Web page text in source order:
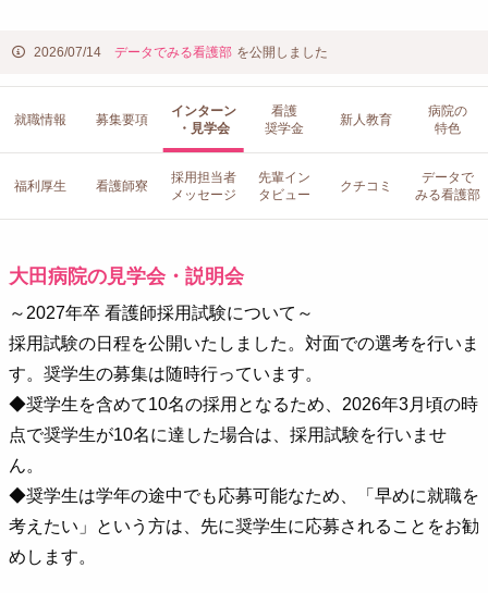
2026/07/14 データでみる看護部 を公開しました
就職情報 募集要項
インターン
・見学会
看護
奨学金
新人教育
病院の
特色
福利厚生 看護師寮
採用担当者
メッセージ
先輩イン
タビュー
クチコミ
データで
みる看護部
大田病院の見学会・説明会
～2027年卒 看護師採用試験について～
採用試験の日程を公開いたしました。対面での選考を行いま
す。奨学生の募集は随時行っています。
◆奨学生を含めて10名の採用となるため、2026年3月頃の時
点で奨学生が10名に達した場合は、採用試験を行いませ
ん。
◆奨学生は学年の途中でも応募可能なため、「早めに就職を
考えたい」という方は、先に奨学生に応募されることをお勧
めします。